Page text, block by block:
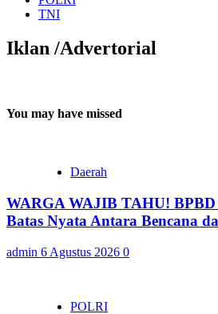
TNI
Iklan /Advertorial
You may have missed
Daerah
WARGA WAJIB TAHU!
Batas Nyata Antara Bencana
admin 6 Agustus 2026 0
POLRI